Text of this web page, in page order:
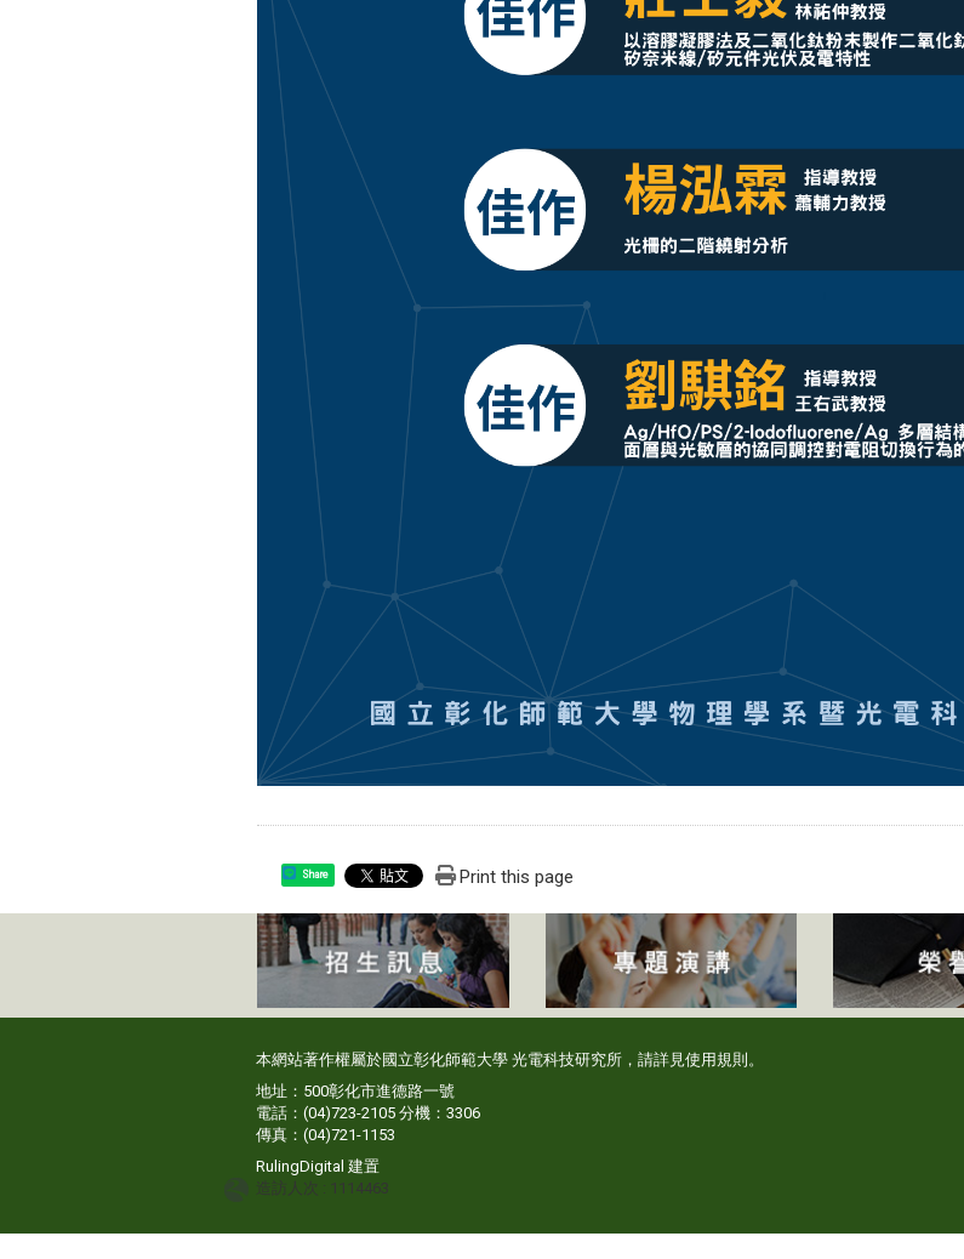
Share Print this page
本網站著作權屬於國立彰化師範大學 光電科技研究所，請詳見使用規則 。
地址：500彰化市進德路一號
電話：(04)723-2105 分機：3306
傳真：(04)721-1153
RulingDigital 建置
造訪人次 : 1114463